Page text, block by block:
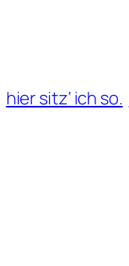
hier sitz‘ ich so.